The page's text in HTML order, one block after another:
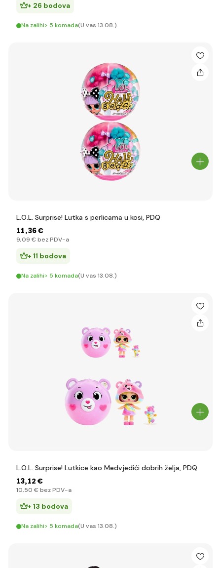
+ 26 bodova
Na zalihi> 5 komada(U vas 13.08.)
L.O.L. Surprise! Lutka s perlicama u kosi, PDQ
11,36 €
9,09 € bez PDV-a
+ 11 bodova
Na zalihi> 5 komada(U vas 13.08.)
L.O.L. Surprise! Lutkice kao Medvjedići dobrih želja, PDQ
13,12 €
10,50 € bez PDV-a
+ 13 bodova
Na zalihi> 5 komada(U vas 13.08.)